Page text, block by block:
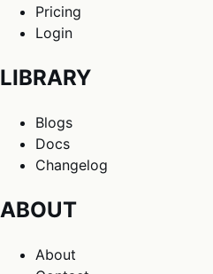
Pricing
Login
LIBRARY
Blogs
Docs
Changelog
ABOUT
About